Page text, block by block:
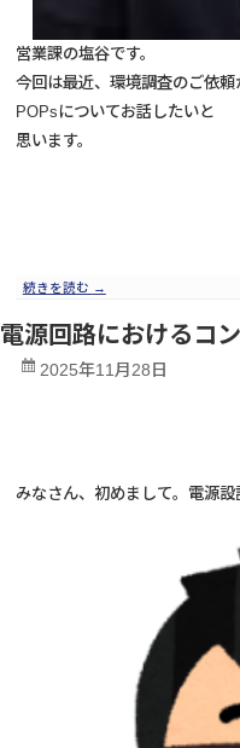
営業課の塩谷です。
今回は最近、環境調査のご依
POPsについてお話したいと
思います。
続きを読む →
電源回路におけるコ
2025年11月28日
みなさん、初めまして。電源設